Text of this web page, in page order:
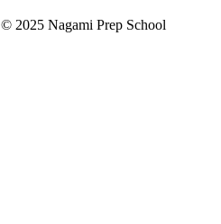
©︎ 2025 Nagami Prep School